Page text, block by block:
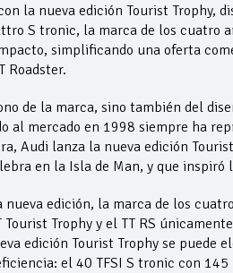
la nueva edición Tourist Trophy,
S tronic, la marca de los cuatro
simplificando una oferta
Roadster.
de la marca, sino también del
al mercado en 1998 siempre ha
Audi lanza la nueva edición
en la Isla de Man, y que inspiró
edición, la marca de los
Trophy y el TT RS
edición Tourist Trophy se puede
el 40 TFSI S tronic con